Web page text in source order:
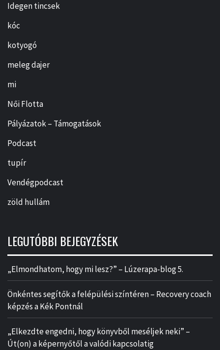
Idegen tincsek
kóc
kotyogó
meleg dajer
mi
Női Flotta
Pályázatok – Támogatások
Podcast
tupír
Vendégpodcast
zöld hullám
LEGUTÓBBI BEJEGYZÉSEK
„Elmondhatom, hogy mi lesz?” – Lúzerapa-blog 5.
Önkéntes segítők a felépülési színtéren – Recovery coach
képzés a Kék Pontnál
„Elkezdte engedni, hogy könyvből meséljek neki” –
Út(on) a képernyőtől a valódi kapcsolatig